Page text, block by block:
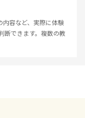
容など、実際に体験
断できます。複数の教